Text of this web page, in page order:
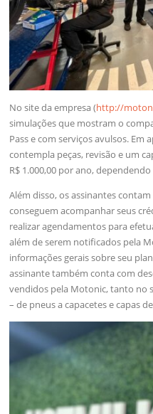
No site da empresa (http://
simulações que mostram o
Pass e com serviços avulsos. Em
contempla peças, revisão e um
R$ 1.000,00 por ano,
Além disso, os assinantes
conseguem acompanhar seus
realizar agendamentos para
além de serem notificados pela
informações gerais sobre seu
assinante também conta com
vendidos pela Motonic, tanto no
– de pneus a capacetes e capas